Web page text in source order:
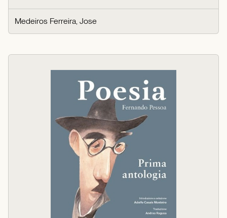
Medeiros Ferreira, Jose